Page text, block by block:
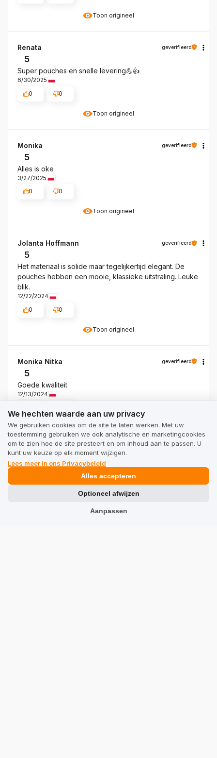
Toon origineel
Toon origineel
Renata geverifieerd
5
Super pouches en snelle levering💪👍️
6/30/2025
0
0
Toon origineel
Monika geverifieerd
5
Alles is oke
3/27/2025
0
0
Toon origineel
Jolanta Hoffmann geverifieerd
5
Het materiaal is solide maar tegelijkertijd elegant. De
pouches hebben een mooie, klassieke uitstraling. Leuke
blik.
12/22/2024
0
0
Toon origineel
Monika Nitka geverifieerd
5
Goede kwaliteit
12/13/2024
Katarzyna Tworek
De zakjes hebben een mooi, klassiek design. Klassiek
en charmant. Ze zijn herbruikbaar. Milieuvriendelijk.
We hechten waarde aan uw privacy
We gebruiken cookies om de site te laten werken. Met uw
toestemming gebruiken we ook analytische en marketingcookies
om te zien hoe de site presteert en om inhoud aan te passen. U
kunt uw keuze op elk moment wijzigen.
Lees meer in ons Privacybeleid
Aanpassen
Optioneel afwijzen
Alles accepteren